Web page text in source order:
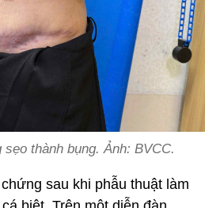
thành bụng. Ảnh: BVCC.
sau khi phẫu thuật làm